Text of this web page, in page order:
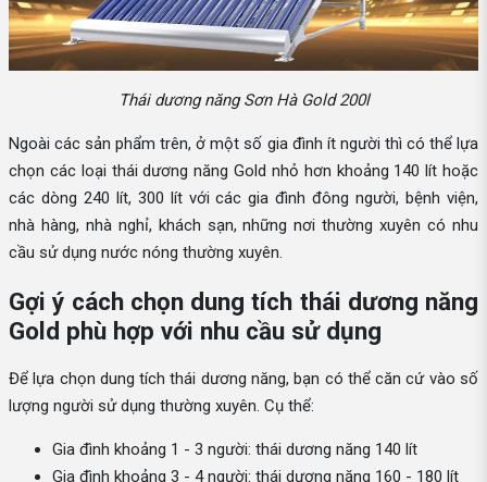
Thái dương năng Sơn Hà Gold 200l
Ngoài các sản phẩm trên, ở một số gia đình ít người thì có thể lựa
chọn các loại thái dương năng Gold nhỏ hơn khoảng 140 lít hoặc
các dòng 240 lít, 300 lít với các gia đình đông người, bệnh viện,
nhà hàng, nhà nghỉ, khách sạn, những nơi thường xuyên có nhu
cầu sử dụng nước nóng thường xuyên.
Gợi ý cách chọn dung tích thái dương năng
Gold phù hợp với nhu cầu sử dụng
Để lựa chọn dung tích thái dương năng, bạn có thể căn cứ vào số
lượng người sử dụng thường xuyên. Cụ thể:
Gia đình khoảng 1 - 3 người: thái dương năng 140 lít
Gia đình khoảng 3 - 4 người: thái dương năng 160 - 180 lít